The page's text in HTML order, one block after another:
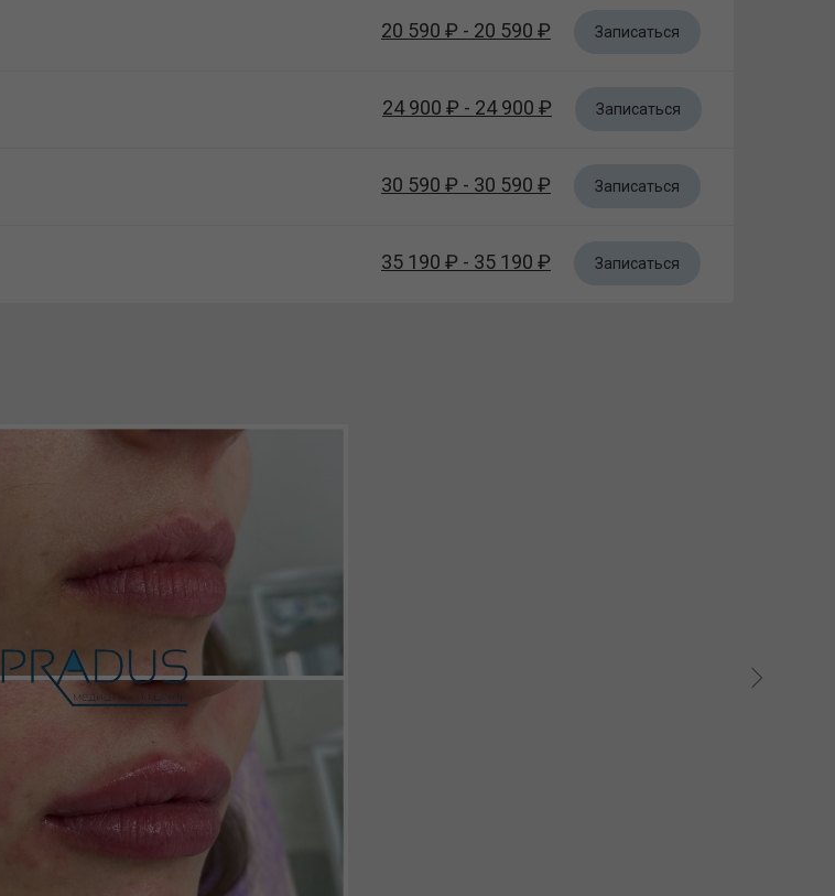
35 190 ₽ - 35 190 ₽ Записаться
30 590 ₽ - 30 590 ₽ Записаться
24 900 ₽ - 24 900 ₽ Записаться
20 590 ₽ - 20 590 ₽ Записаться